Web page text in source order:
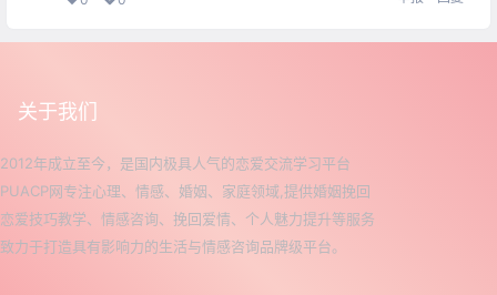
关于我们
2012年成立至今，是国内极具人气的恋爱交流学习平台
PUACP网专注心理、情感、婚姻、家庭领域,提供婚姻挽回
恋爱技巧教学、情感咨询、挽回爱情、个人魅力提升等服务
致力于打造具有影响力的生活与情感咨询品牌级平台。